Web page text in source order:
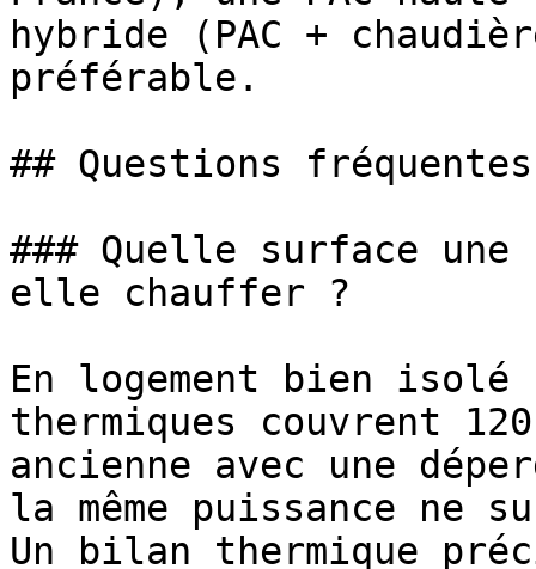
hybride (PAC +
préférable.
## Questions fréquentes
### Quelle surface une
elle chauffer ?
En logement bien isolé
thermiques couvrent
ancienne avec une
la même puissance ne
Un bilan thermique